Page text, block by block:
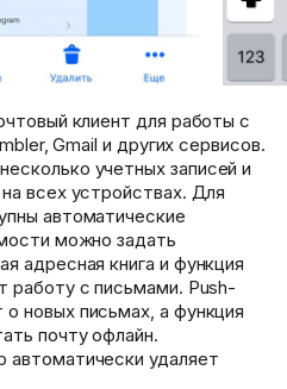
клиент для работы с
Gmail и других сервисов.
учетных записей и
всех устройствах. Для
автоматические
можно задать
адресная книга и функция
работу с письмами. Push-
новых письмах, а функция
почту офлайн.
удаляет